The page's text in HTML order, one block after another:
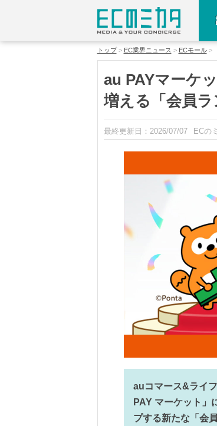
トップ EC業界ニュース ECモール
au PAYマーケ
増える「会員
最終更新日： 2026/07/07 ECの
auコマース&ライ
PAY マーケット」
プする新たな「会